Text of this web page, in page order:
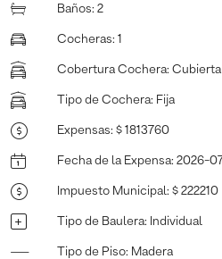
Baños: 2
Cocheras: 1
Cobertura Cochera: Cubierta
Tipo de Cochera: Fija
Expensas: $ 1813760
Fecha de la Expensa: 2026-
Impuesto Municipal : $ 222210
Tipo de Baulera: Individual
Tipo de Piso: Madera